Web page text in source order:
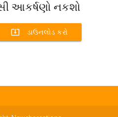
આકર્ષણો નકશો
system_update_alt ડાઉનલોડ કરો